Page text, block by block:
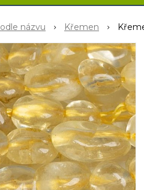
názvu Křemen